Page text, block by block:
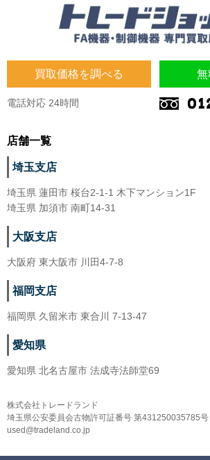
買取価格を調べる 無
電話対応 24時間
店舗一覧
埼玉支店
埼玉県 蓮田市 桜台2-1-1 木下マンション1F
埼玉県 加須市 南町14-31
大阪支店
大阪府 東大阪市 川田4-7-8
福岡支店
福岡県 久留米市 東合川 7-13-47
愛知県
愛知県 北名古屋市 法成寺法師堂69
株式会社トレードランド
埼玉県公安委員会古物許可証番号 第431250035785号
used@tradeland.co.jp